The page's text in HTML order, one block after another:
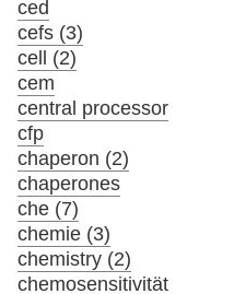
ced
cefs (3)
cell (2)
cem
central processor
cfp
chaperon (2)
chaperones
che (7)
chemie (3)
chemistry (2)
chemosensitivität